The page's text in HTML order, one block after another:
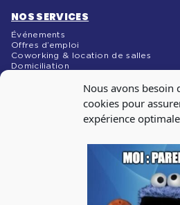
Nous avons besoin
cookies pour
expérience optimale
NOS SERVICES
Événements
Offres d’emploi
Coworking & location de salles
Domiciliation
Abonnez-vous à notre
sur les évènements, les offres